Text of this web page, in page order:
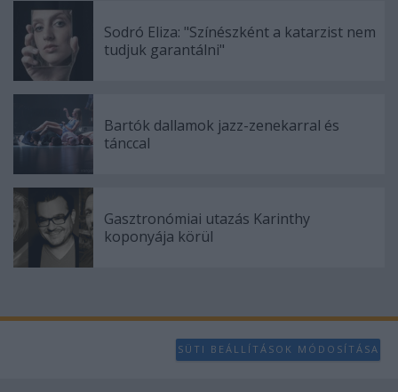
Sodró Eliza: "Színészként a katarzist nem
tudjuk garantálni"
Bartók dallamok jazz-zenekarral és
tánccal
Gasztronómiai utazás Karinthy
koponyája körül
SÜTI BEÁLLÍTÁSOK MÓDOSÍTÁSA